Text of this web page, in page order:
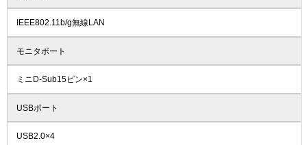
IEEE802.11b/g無線LAN
モニタポート
ミニD-Sub15ピン×1
USBポート
USB2.0×4